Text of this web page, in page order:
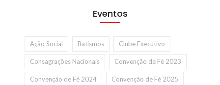
Eventos
Ação Social Batismos Clube Executivo
Consagrações Nacionais Convenção de Fé 2023
Convenção de Fé 2024 Convenção de Fé 2025